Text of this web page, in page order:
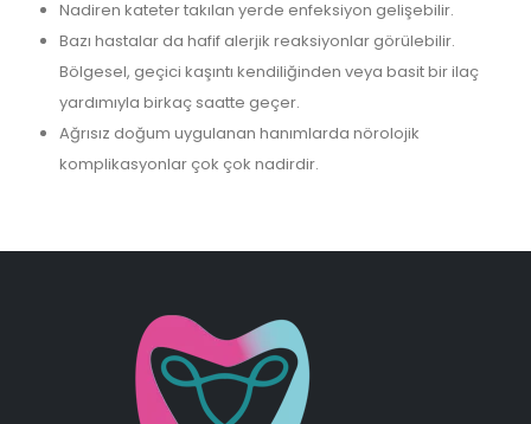
Nadiren kateter takılan yerde enfeksiyon gelişebilir.
Bazı hastalar da hafif alerjik reaksiyonlar görülebilir.
Bölgesel, geçici kaşıntı kendiliğinden veya basit bir ilaç
yardımıyla birkaç saatte geçer.
Ağrısız doğum uygulanan hanımlarda nörolojik
komplikasyonlar çok çok nadirdir.